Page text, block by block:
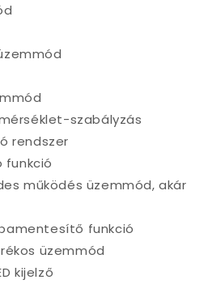
szabályzás
rendszer
működés üzemmód, akár
funkció
üzemmód
kijelző